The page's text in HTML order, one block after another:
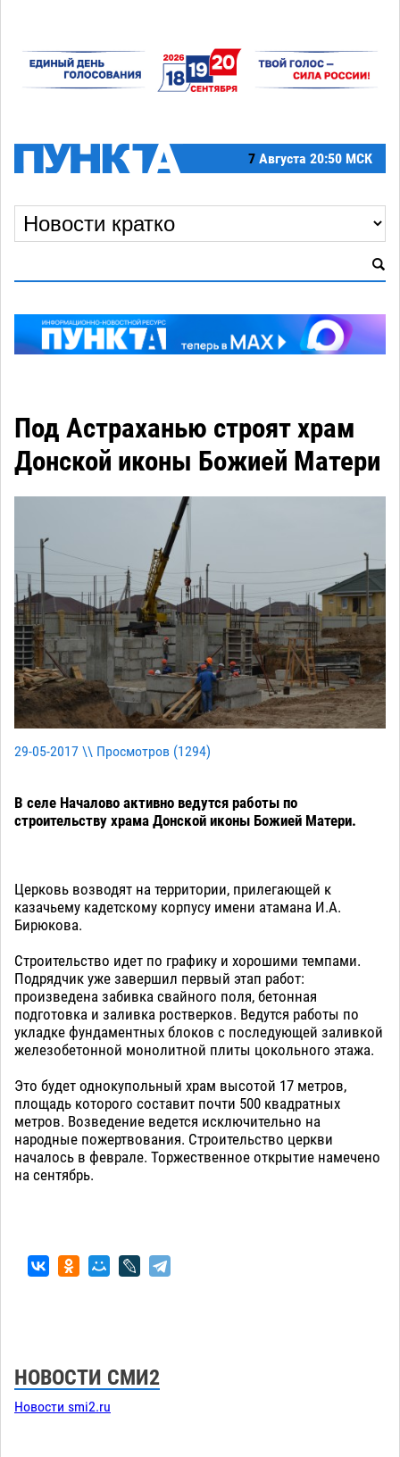
7 Августа 20:50 МСК
Под Астраханью строят храм
Донской иконы Божией Матери
29-05-2017 \\ Просмотров (1294)
В селе Началово активно ведутся работы по
строительству храма Донской иконы Божией Матери.
Церковь возводят на территории, прилегающей к
казачьему кадетскому корпусу имени атамана И.А.
Бирюкова.
Строительство идет по графику и хорошими темпами.
Подрядчик уже завершил первый этап работ:
произведена забивка свайного поля, бетонная
подготовка и заливка ростверков. Ведутся работы по
укладке фундаментных блоков с последующей заливкой
железобетонной монолитной плиты цокольного этажа.
Это будет однокупольный храм высотой 17 метров,
площадь которого составит почти 500 квадратных
метров. Возведение ведется исключительно на
народные пожертвования. Строительство церкви
началось в феврале. Торжественное открытие намечено
на сентябрь.
НОВОСТИ СМИ2
Новости smi2.ru